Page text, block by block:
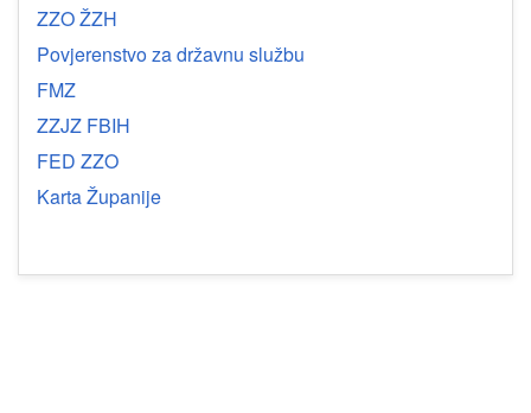
ZZO ŽZH
Povjerenstvo za državnu službu
FMZ
ZZJZ FBIH
FED ZZO
Karta Županije